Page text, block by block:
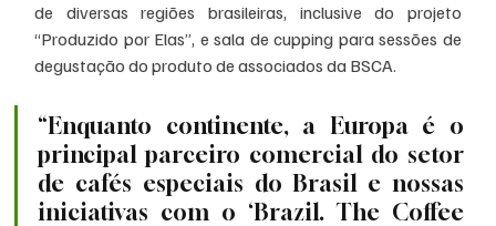
de diversas regiões brasileiras, inclusive do projeto
“Produzido por Elas”, e sala de cupping para sessões de
degustação do produto de associados da BSCA.
“Enquanto continente, a Europa é o
principal parceiro comercial do setor
de cafés especiais do Brasil e nossas
iniciativas com o ‘Brazil. The Coffee